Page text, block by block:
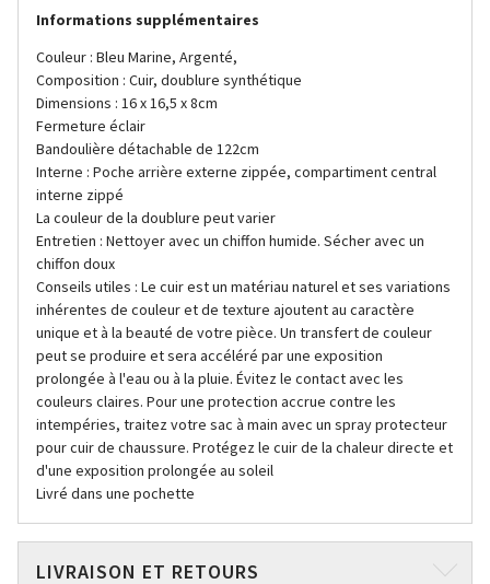
Informations supplémentaires
Couleur : Bleu Marine, Argenté,
Composition : Cuir, doublure synthétique
Dimensions : 16 x 16,5 x 8cm
Fermeture éclair
Bandoulière détachable de 122cm
Interne : Poche arrière externe zippée, compartiment central
interne zippé
La couleur de la doublure peut varier
Entretien : Nettoyer avec un chiffon humide. Sécher avec un
chiffon doux
Conseils utiles : Le cuir est un matériau naturel et ses variations
inhérentes de couleur et de texture ajoutent au caractère
unique et à la beauté de votre pièce. Un transfert de couleur
peut se produire et sera accéléré par une exposition
prolongée à l'eau ou à la pluie. Évitez le contact avec les
couleurs claires. Pour une protection accrue contre les
intempéries, traitez votre sac à main avec un spray protecteur
pour cuir de chaussure. Protégez le cuir de la chaleur directe et
d'une exposition prolongée au soleil
Livré dans une pochette
LIVRAISON ET RETOURS